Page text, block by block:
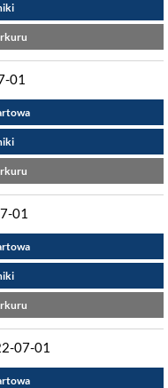
01
01
07-01